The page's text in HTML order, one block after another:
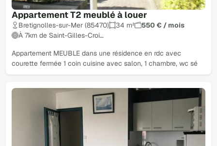
Appartement T2 meublé à louer
Bretignolles-sur-Mer (85470) 34 m²
550 € / mois
À 7km de Saint-Gilles-Croi…
Appartement MEUBLE dans une résidence en rdc avec
courette fermée 1 coin cuisine avec salon, 1 chambre, wc sé